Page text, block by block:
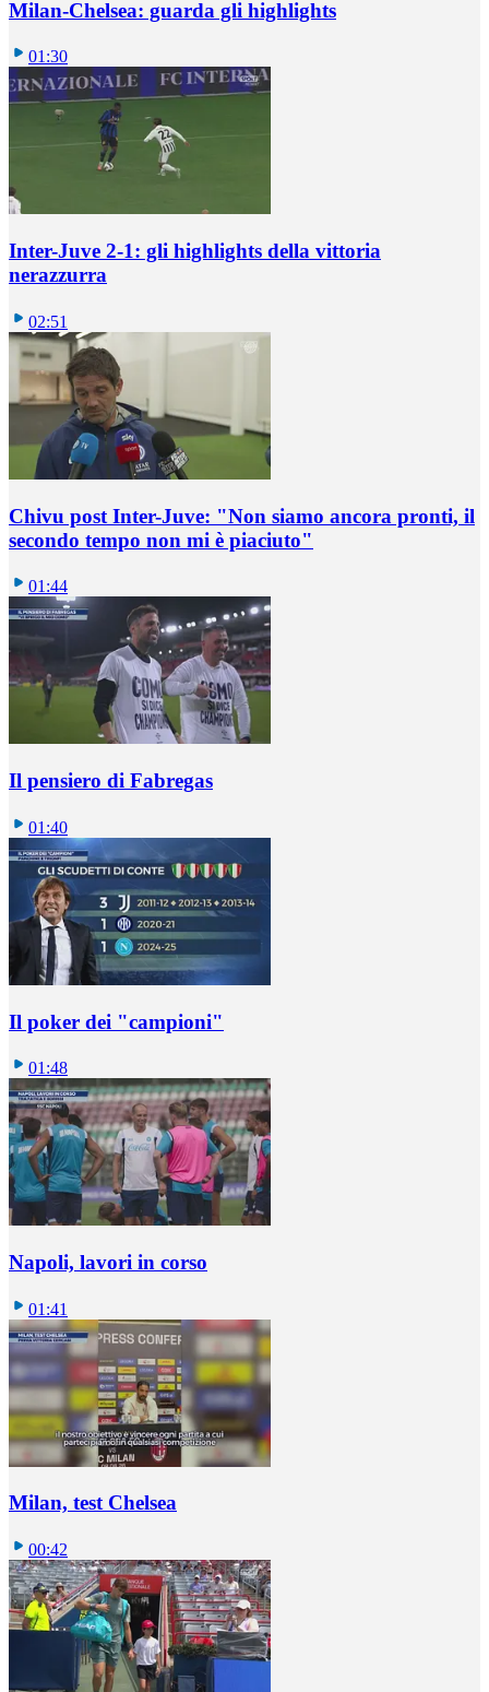
Milan-Chelsea: guarda gli highlights
01:30
Inter-Juve 2-1: gli highlights della vittoria
nerazzurra
02:51
Chivu post Inter-Juve: "Non siamo ancora pronti, il
secondo tempo non mi è piaciuto"
01:44
Il pensiero di Fabregas
01:40
Il poker dei "campioni"
01:48
Napoli, lavori in corso
01:41
Milan, test Chelsea
00:42